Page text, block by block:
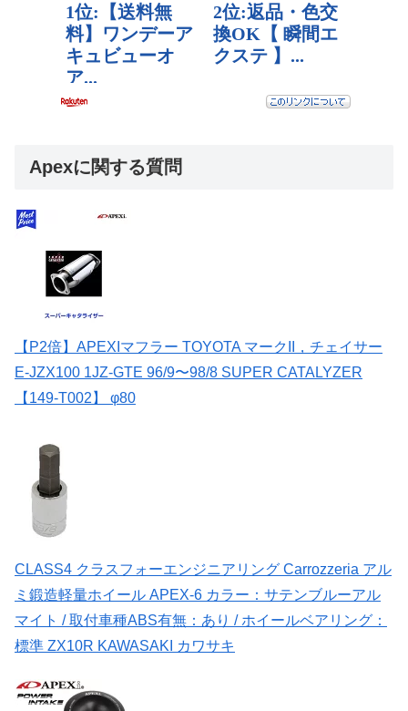
Apexに関する質問
【P2倍】APEXIマフラー TOYOTA マークII，チェイサー
E-JZX100 1JZ-GTE 96/9〜98/8 SUPER CATALYZER
【149-T002】 φ80
CLASS4 クラスフォーエンジニアリング Carrozzeria アル
ミ鍛造軽量ホイール APEX-6 カラー：サテンブルーアル
マイト / 取付車種ABS有無：あり / ホイールベアリング：
標準 ZX10R KAWASAKI カワサキ